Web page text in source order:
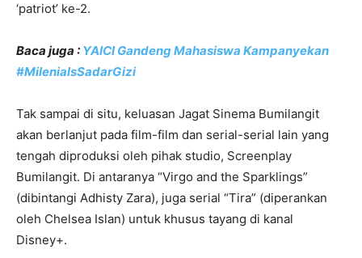
‘patriot’ ke-2.
Baca juga : YAICI Gandeng Mahasiswa Kampanyekan
#MilenialsSadarGizi
Tak sampai di situ, keluasan Jagat Sinema Bumilangit
akan berlanjut pada film-film dan serial-serial lain yang
tengah diproduksi oleh pihak studio, Screenplay
Bumilangit. Di antaranya “Virgo and the Sparklings”
(dibintangi Adhisty Zara), juga serial “Tira” (diperankan
oleh Chelsea Islan) untuk khusus tayang di kanal
Disney+.